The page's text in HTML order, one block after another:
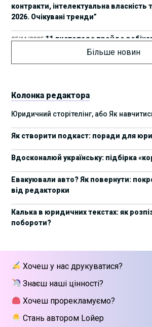
контракти, інтелектуальна власність
2026. Очікувані тренди”
05/11/2025 11 листопада пройде
прайвесі, IP та комплаєнс ризики”
17 листопада стартує Школа
підтримки ШІ-проєктів від Legal IT
19/09/2025 4 жовтня пройде щорічний
09/09/2025 10 жовтня пройдуть XII
01/09/2025 15 вересня стартує сучасна
IT Group
25/06/2025
Як юристу працювати з IT-
Навчання від Laba
18/06/2025 АПУ оприлюднила заяву
Більше новин
Колонка редактора
Юридичний сторітелінг, або Як
Як створити подкаст: поради для
Вдосконалюй українську: підбірка
Евакуювали авто? Як повернути:
від редакторки
Калька в юридичних текстах: як
побороти?
Хочеш у нас друкуватися?
Знаєш наші цінності?
Хочеш прорекламуємо?
Стань автором Lойер